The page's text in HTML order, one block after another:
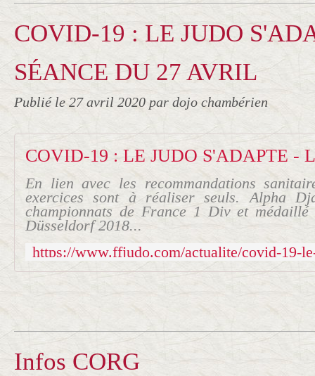
COVID-19 : LE JUDO
SÉANCE DU 27 AVRIL
Publié le 27 avril 2020 par dojo chambérien
En lien avec les recommandations
exercices sont à réaliser seuls. Alpha
championnats de France 1 Div et
Düsseldorf 2018...
Infos CORG